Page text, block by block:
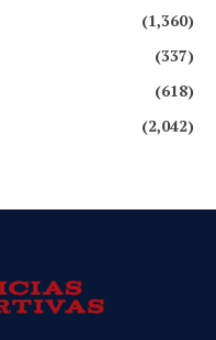
(1,360)
(337)
(618)
(2,042)